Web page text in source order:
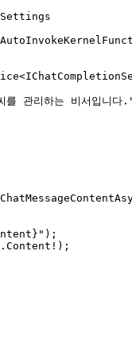
관리하는 비서입니